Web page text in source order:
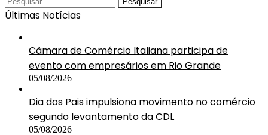
por:
Últimas Notícias
Câmara de Comércio Italiana participa de
evento com empresários em Rio Grande
05/08/2026
Dia dos Pais impulsiona movimento no comércio
segundo levantamento da CDL
05/08/2026